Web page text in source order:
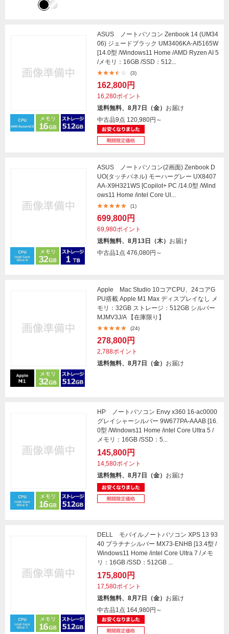
ASUS ノートパソコン Zenbook 14 (UM34
06) ジェードブラック UM3406KA-AI5165W
[14.0型 /Windows11 Home /AMD Ryzen AI 5
/メモリ：16GB /SSD：512...
(3)
162,800円
16,280ポイント
送料無料、8月7日（金） お届け
中古品9点 120,980円～
ASUS ノートパソコン(2画面) Zenbook D
UO(タッチパネル) モーハーグレー UX8407
AA-X9H321WS [Copilot+ PC /14.0型 /Wind
ows11 Home /intel Core Ul...
(1)
699,800円
69,980ポイント
送料無料、8月13日（木） お届け
中古品1点 476,080円～
Apple Mac Studio 10コアCPU、24コアG
PU搭載 Apple M1 Max ディスプレイなし メ
モリ：32GB ストレージ：512GB シルバー
MJMV3J/A 【在庫限り】
(24)
278,800円
2,788ポイント
送料無料、8月7日（金） お届け
HP ノートパソコン Envy x360 16-ac0000
グレイシャーシルバー 9W677PA-AAAB [16.
0型 /Windows11 Home /intel Core Ultra 5 /
メモリ：16GB /SSD：5...
145,800円
14,580ポイント
送料無料、8月7日（金） お届け
DELL モバイルノートパソコン XPS 13 93
40 プラチナシルバー MX73-ENHB [13.4型 /
Windows11 Home /intel Core Ultra 7 /メモ
リ：16GB /SSD：512GB ...
175,800円
17,580ポイント
送料無料、8月7日（金） お届け
中古品1点 164,980円～